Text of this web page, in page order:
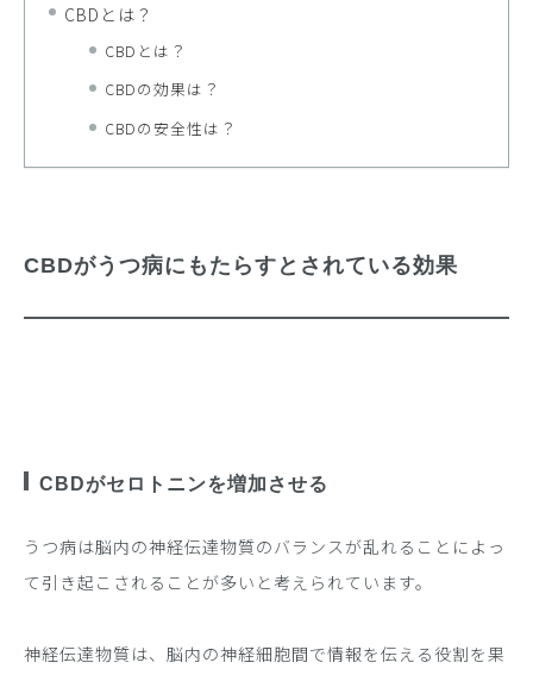
CBDとは？
CBDとは？
CBDの効果は？
CBDの安全性は？
CBDがうつ病にもたらすとされている効果
CBDがセロトニンを増加させる
うつ病は脳内の神経伝達物質のバランスが乱れることによっ
て引き起こされることが多いと考えられています。
神経伝達物質は、脳内の神経細胞間で情報を伝える役割を果